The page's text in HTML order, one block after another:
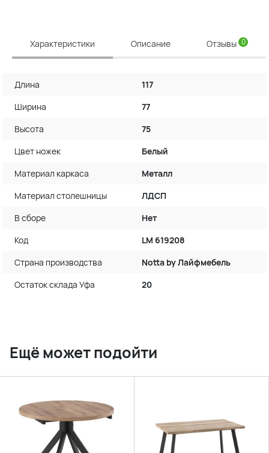
Характеристики Описание Отзывы 0
Длина
117
Ширина
77
Высота
75
Цвет ножек
Белый
Материал каркаса
Металл
Материал столешницы
ЛДСП
В сборе
Нет
Код
LM 619208
Страна производства
Notta by Лайфмебель
Остаток склада Уфа
20
Ещё может подойти